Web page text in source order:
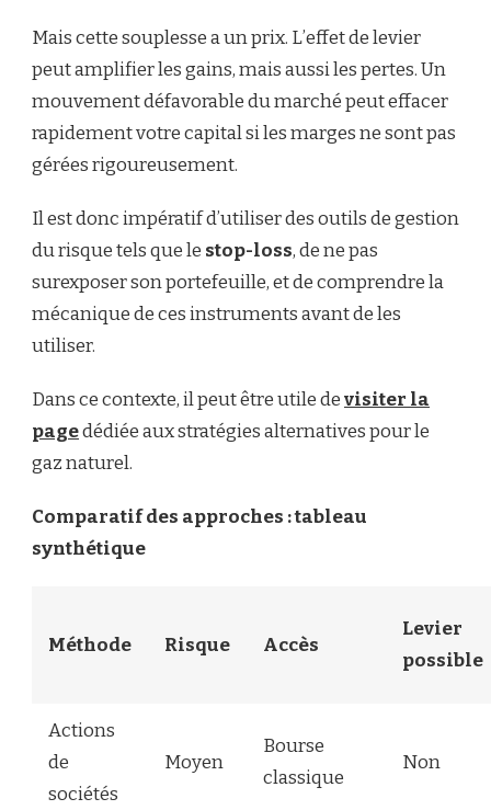
Mais cette souplesse a un prix. L’effet de levier
peut amplifier les gains, mais aussi les pertes. Un
mouvement défavorable du marché peut effacer
rapidement votre capital si les marges ne sont pas
gérées rigoureusement.
Il est donc impératif d’utiliser des outils de gestion
du risque tels que le stop-loss, de ne pas
surexposer son portefeuille, et de comprendre la
mécanique de ces instruments avant de les
utiliser.
Dans ce contexte, il peut être utile devisiter la
pagedédiée aux stratégies alternatives pour le
gaz naturel.
Comparatif des approches : tableau
synthétique
Méthode Risque Accès
Levier
possible
Actions
de
sociétés
Moyen
Bourse
classique
Non